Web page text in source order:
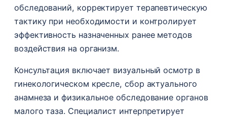
обследований, корректирует терапевтическую
тактику при необходимости и контролирует
эффективность назначенных ранее методов
воздействия на организм.
Консультация включает визуальный осмотр в
гинекологическом кресле, сбор актуального
анамнеза и физикальное обследование органов
малого таза. Специалист интерпретирует